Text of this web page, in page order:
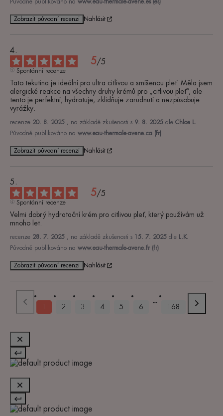
Původně publikováno na www.eau-thermale-avene.es (es)
Zobrazit původní recenzi Nahlásit
5/5
Spontánní recenze
Tato tekutina je ideální pro ultra citlivou a smíšenou pleť. Měla jsem
alergické reakce na všechny druhy krémů pro „citlivou pleť“, ale
tento je perfektní, hydratuje, zklidňuje zarudnutí a nezpůsobuje
vyrážky.
recenze 20. 8. 2025 , na základě zkušenosti s 9. 8. 2025 dle Chloe L.
Původně publikováno na www.eau-thermale-avene.ca (fr)
Zobrazit původní recenzi Nahlásit
5/5
Spontánní recenze
Velmi dobrý hydratační krém pro citlivou pleť, který používám už
mnoho let.
recenze 28. 7. 2025 , na základě zkušenosti s 15. 7. 2025 dle L.K.
Původně publikováno na www.eau-thermale-avene.fr (fr)
Zobrazit původní recenzi Nahlásit
1 2 3 4 5 6 168